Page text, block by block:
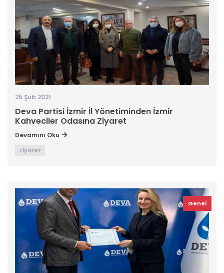
25 Şub 2021
Deva Partisi İzmir İl Yönetiminden İzmir
Kahveciler Odasına Ziyaret
Devamını Oku
Ziyaret
Genel